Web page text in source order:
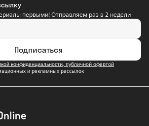
первыми! Отправляем раз в 2 недели
Подписаться
конфиденциальности, публичной офертой
и рекламных рассылок